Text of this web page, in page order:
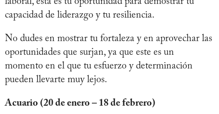
capacidad de liderazgo y tu resiliencia.
No dudes en mostrar tu fortaleza y en aprovechar las
oportunidades que surjan, ya que este es un
momento en el que tu esfuerzo y determinación
pueden llevarte muy lejos.
Acuario (20 de enero – 18 de febrero)